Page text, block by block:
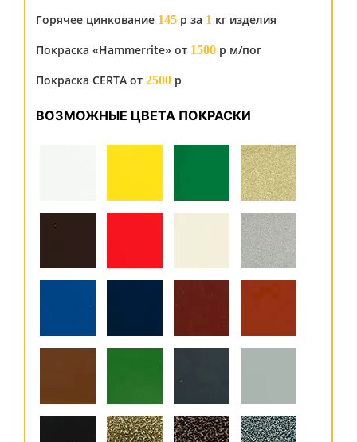
Горячее цинкование 145 р за 1 кг изделия
Покраска «Hammerrite» от 1500 р м/пог
Покраска CERTA от 2500 р
ВОЗМОЖНЫЕ ЦВЕТА ПОКРАСКИ